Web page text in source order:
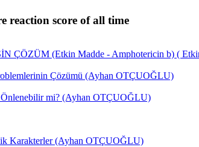
reaction score of all time
ÇÖZÜM (Etkin Madde - Amphotericin b) (
Çözümü (Ayhan OTÇUOĞLU)
mi? (Ayhan OTÇUOĞLU)
Karakterler (Ayhan OTÇUOĞLU)